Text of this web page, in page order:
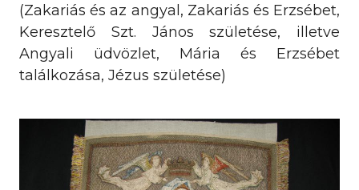
(Zakariás és az angyal, Zakariás és Erzsébet,
Keresztelő Szt. János születése, illetve
Angyali üdvözlet, Mária és Erzsébet
találkozása, Jézus születése)